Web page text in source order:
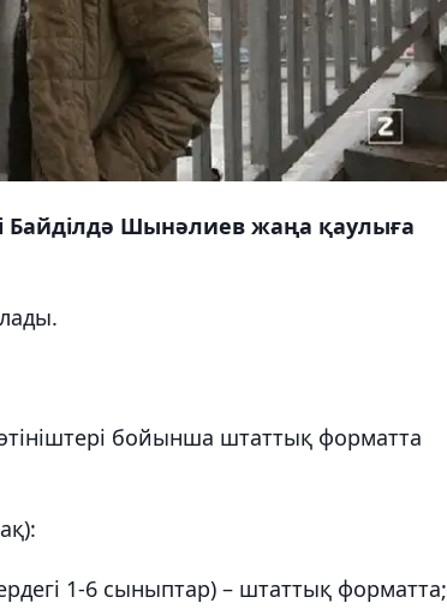
Байділдә Шынәлиев жаңа қаулыға
бойынша штаттық форматта
1-6 сыныптар) – штаттық форматта;